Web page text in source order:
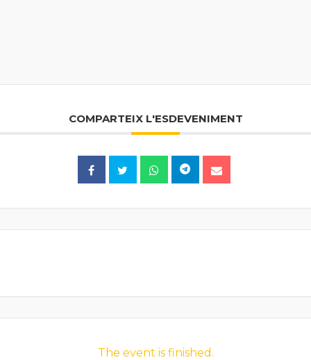
COMPARTEIX L'ESDEVENIMENT
The event is finished.